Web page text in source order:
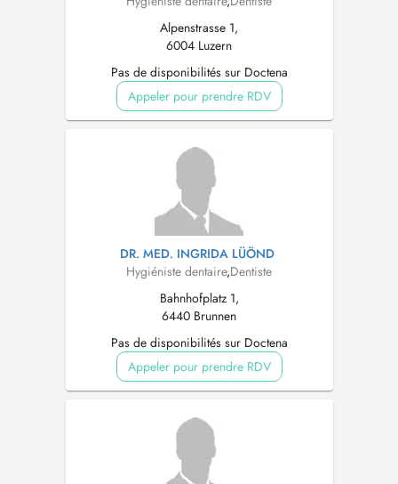
Alpenstrasse 1,
6004 Luzern
Pas de disponibilités sur Doctena
Appeler pour prendre RDV
DR. MED. INGRIDA LÜÖND
Hygiéniste dentaire,Dentiste
Bahnhofplatz 1,
6440 Brunnen
Pas de disponibilités sur Doctena
Appeler pour prendre RDV